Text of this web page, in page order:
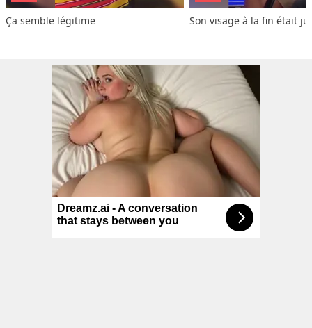
Ça semble légitime Son visage à la fin était